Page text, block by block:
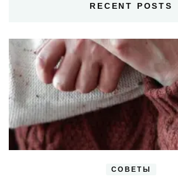
RECENT POSTS
СОВЕТЫ